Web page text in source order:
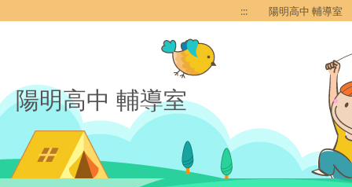
::: 陽明高中 輔導室
陽明高中 輔導室